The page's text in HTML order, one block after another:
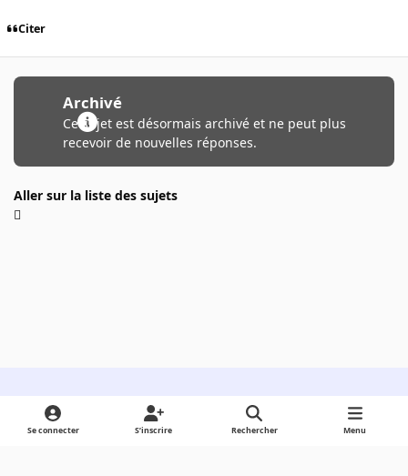
Citer
Archivé
Ce sujet est désormais archivé et ne peut plus
recevoir de nouvelles réponses.
Aller sur la liste des sujets
Light ModeDark ModeSystem Preference
Se connecter S’inscrire Rechercher Menu